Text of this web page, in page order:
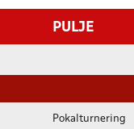
PULJE
Pokalturnering